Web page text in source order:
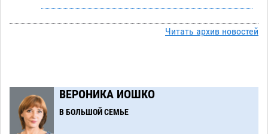
на новой серебряной монете Банка России
в музее Пушкина в Москве
06.08 223
13:50
Мэрия Астрахани переводит городские
зеленые зоны на автоматический полив
Читать архив новостей
ВЕРОНИКА ИОШКО
В БОЛЬШОЙ СЕМЬЕ